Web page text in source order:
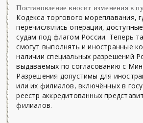
Постановление вносит изменения в
Кодекса торгового мореплавания,
перечислялись операции,
судам под флагом России. Теперь
смогут выполнять и иностранные
наличии специальных разрешений
выдаваемых по согласованию с
Разрешения допустимы для
или их филиалов, включённых в
реестр аккредитованных
филиалов.